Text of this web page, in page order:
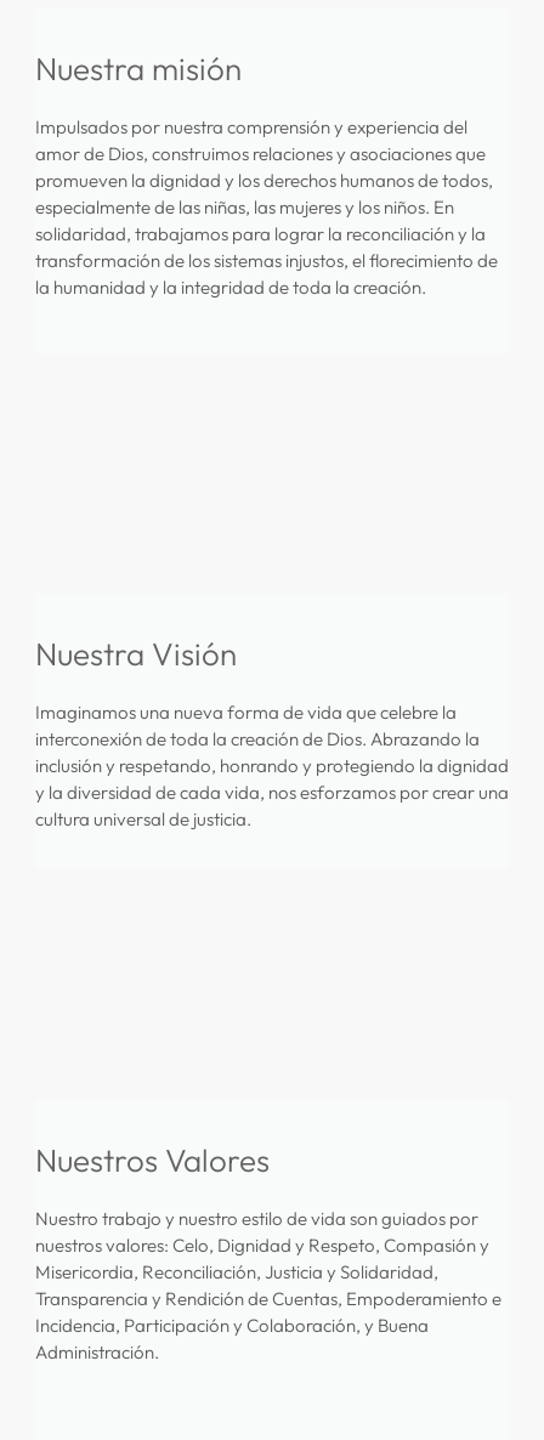
Nuestra misión
Impulsados por nuestra comprensión y experiencia del
amor de Dios, construimos relaciones y asociaciones que
promueven la dignidad y los derechos humanos de todos,
especialmente de las niñas, las mujeres y los niños. En
solidaridad, trabajamos para lograr la reconciliación y la
transformación de los sistemas injustos, el florecimiento de
la humanidad y la integridad de toda la creación.
Nuestra Visión
Imaginamos una nueva forma de vida que celebre la
interconexión de toda la creación de Dios. Abrazando la
inclusión y respetando, honrando y protegiendo la dignidad
y la diversidad de cada vida, nos esforzamos por crear una
cultura universal de justicia.
Nuestros Valores
Nuestro trabajo y nuestro estilo de vida son guiados por
nuestros valores: Celo, Dignidad y Respeto, Compasión y
Misericordia, Reconciliación, Justicia y Solidaridad,
Transparencia y Rendición de Cuentas, Empoderamiento e
Incidencia, Participación y Colaboración, y Buena
Administración.